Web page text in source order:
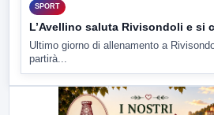
SPORT
L’Avellino saluta Rivisondoli e si
Ultimo giorno di allenamento a
partirà...